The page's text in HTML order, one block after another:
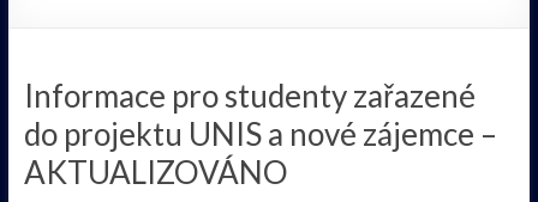
Informace pro studenty zařazené
do projektu UNIS a nové zájemce –
AKTUALIZOVÁNO